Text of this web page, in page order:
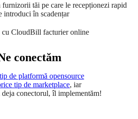
tăi pe care le recepționezi rapid
introduci în scadențar
conectăm
de platformă opensource
tip de marketplace, iar
deja conectorul, îl implementăm!